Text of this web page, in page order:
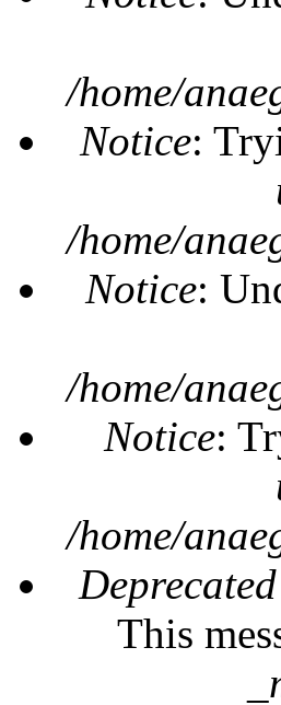
/home/
Notice:
/home/
Notice:
/home/
Notice:
/home/
This